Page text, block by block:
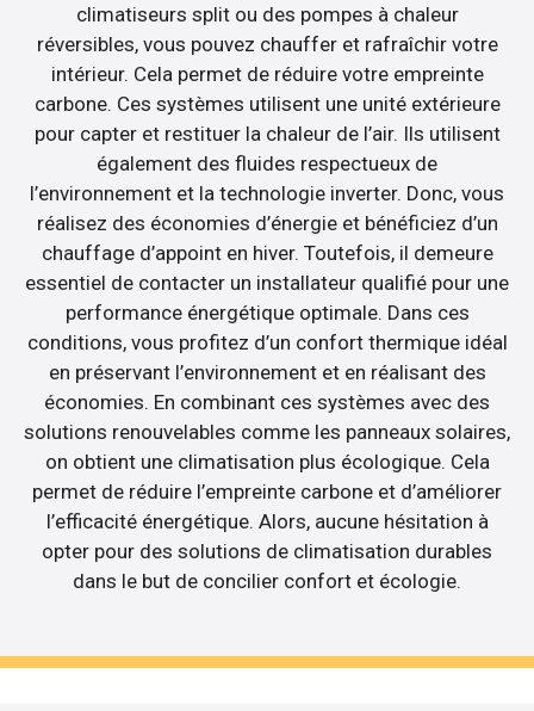
climatiseurs split ou des pompes à chaleur
réversibles, vous pouvez chauffer et rafraîchir votre
intérieur. Cela permet de réduire votre empreinte
carbone. Ces systèmes utilisent une unité extérieure
pour capter et restituer la chaleur de l’air. Ils utilisent
également des fluides respectueux de
l’environnement et la technologie inverter. Donc, vous
réalisez des économies d’énergie et bénéficiez d’un
chauffage d’appoint en hiver. Toutefois, il demeure
essentiel de contacter un installateur qualifié pour une
performance énergétique optimale. Dans ces
conditions, vous profitez d’un confort thermique idéal
en préservant l’environnement et en réalisant des
économies. En combinant ces systèmes avec des
solutions renouvelables comme les panneaux solaires,
on obtient une climatisation plus écologique. Cela
permet de réduire l’empreinte carbone et d’améliorer
l’efficacité énergétique. Alors, aucune hésitation à
opter pour des solutions de climatisation durables
dans le but de concilier confort et écologie.